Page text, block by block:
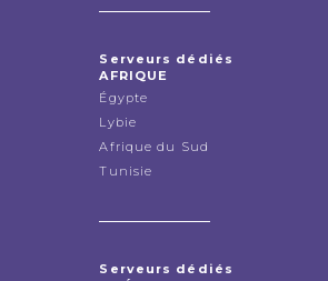
Serveurs dédiés
AFRIQUE
Égypte
Lybie
Afrique du Sud
Tunisie
Serveurs dédiés